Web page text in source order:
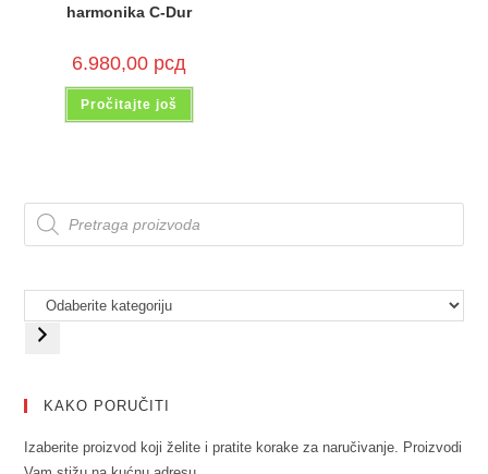
harmonika C-Dur
6.980,00 рсд
Pročitajte još
KAKO PORUČITI
Izaberite proizvod koji želite i pratite korake za naručivanje. Proizvodi